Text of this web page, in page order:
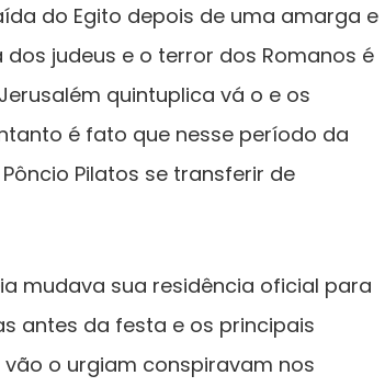
do Egito depois de uma amarga e
judeus e o terror dos Romanos é
quintuplica vá o e os
é fato que nesse período da
Pilatos se transferir de
mudava sua residência oficial para
antes da festa e os principais
o urgiam conspiravam nos